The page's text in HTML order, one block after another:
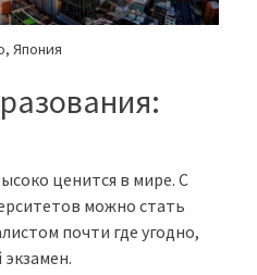
Япония
ценится в мире. С
можно стать
почти где угодно,